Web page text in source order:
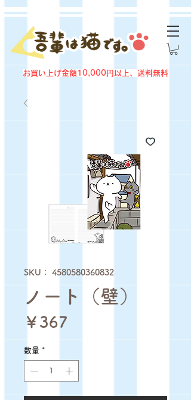
お買い上げ金額10,000円以上、送料無料
SKU： 4580580360832
ノート（壁）
￥367
数量 *